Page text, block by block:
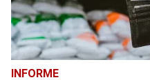
INFORME